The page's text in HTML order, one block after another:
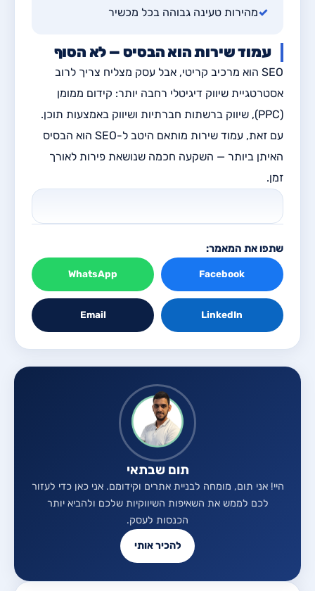
✓מהירות טעינה גבוהה בכל מכשיר
עמוד שירות הוא הבסיס — לא הסוף
SEO הוא מרכיב קריטי, אבל עסק מצליח צריך לרוב
אסטרטגיית שיווק דיגיטלי רחבה יותר: קידום ממומן
(PPC), שיווק ברשתות חברתיות ושיווק באמצעות תוכן.
עם זאת, עמוד שירות מותאם היטב ל-SEO הוא הבסיס
האיתן ביותר — השקעה חכמה שנושאת פירות לאורך
זמן.
שתפו את המאמר:
Facebook
WhatsApp
LinkedIn
Email
תום שבתאי
היי! אני תום, מומחה לבניית אתרים וקידומם. אני כאן כדי לעזור
לכם לממש את השאיפות השיווקיות שלכם ולהביא יותר
הכנסות לעסק.
להכיר אותי